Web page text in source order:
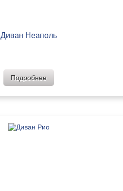
Диван Неаполь
Подробнее